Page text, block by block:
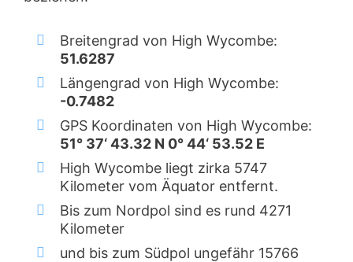
Breitengrad von High Wycombe:
51.6287
Längengrad von High Wycombe:
-0.7482
GPS Koordinaten von High Wycombe:
51° 37‘ 43.32 N 0° 44‘ 53.52 E
High Wycombe liegt zirka 5747
Kilometer vom Äquator entfernt.
Bis zum Nordpol sind es rund 4271
Kilometer
und bis zum Südpol ungefähr 15766